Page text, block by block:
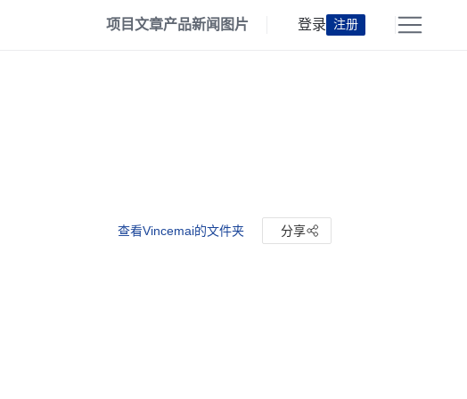
项目文章产品新闻 图片 登录 注册
查看Vincemai的文件夹 分享